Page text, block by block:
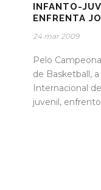
INFANTO-
ENFRENTA
24 mar 2009
Pelo
de Basketball,
Internacional
juvenil,